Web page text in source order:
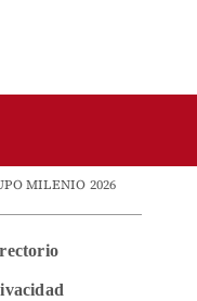
MILENIO 2026